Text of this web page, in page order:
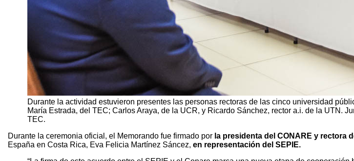
Durante la actividad estuvieron presentes las personas rectoras de las cinco universidad
María Estrada, del TEC; Carlos Araya, de la UCR, y Ricardo Sánchez, rector a.i. de la UTN.
TEC.
Durante la ceremonia oficial, el Memorando fue firmado por la presidenta del CONARE y rectora
España en Costa Rica, Eva Felicia Martínez Sáncez, en representación del SEPIE.